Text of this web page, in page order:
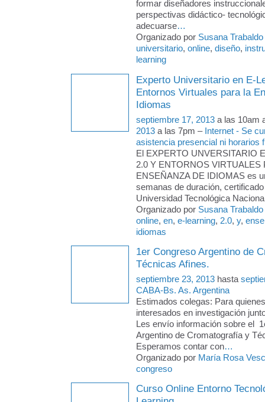
formar diseñadores
perspectivas didáctico-
adecuarse…
Organizado por Susana Trabaldo
universitario, online, diseño,
learning
Experto Universitario en E-
Entornos Virtuales para la
Idiomas
septiembre 17, 2013 a las 10am
2013 a las 7pm – Internet - Se
asistencia presencial ni horarios
El EXPERTO UNVERSITARIO
2.0 Y ENTORNOS VIRTUALES
ENSEÑANZA DE IDIOMAS es
semanas de duración,
Universidad Tecnológica
Organizado por Susana Trabaldo
online, en, e-learning, 2.0, y,
idiomas
1er Congreso Argentino de
Técnicas Afines.
septiembre 23, 2013 hasta
CABA-Bs. As. Argentina
Estimados colegas: Para
interesados en investigación
Les envío información sobre el
Argentino de Cromatografía y
Esperamos contar con…
Organizado por María Rosa
congreso
Curso Online Entorno